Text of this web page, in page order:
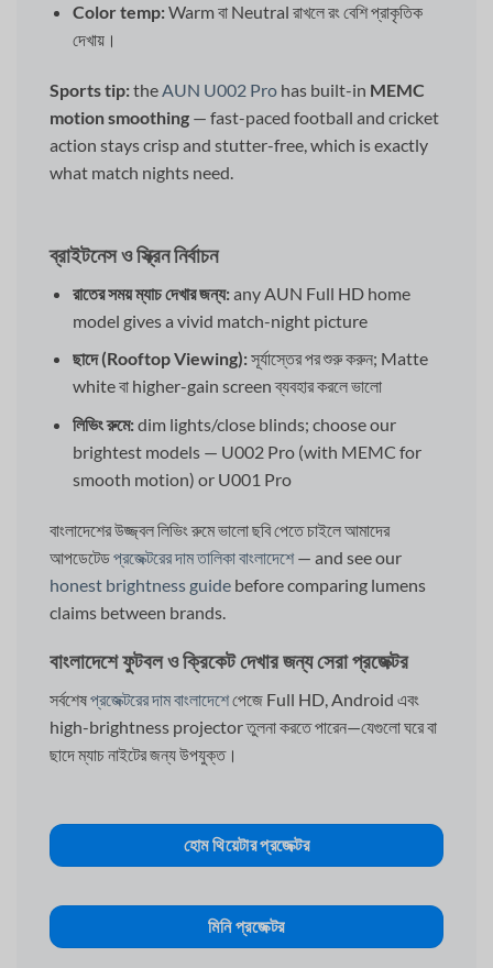
Color temp:Warm বা Neutral রাখলে রং বেশি প্রাকৃতিক
দেখায়।
Sports tip:theAUN U002 Pro has built-in MEMC
motion smoothing — fast-paced football and cricket
action stays crisp and stutter-free, which is exactly
what match nights need.
ব্রাইটনেস ও স্ক্রিন নির্বাচন
রাতের সময় ম্যাচ দেখার জন্য:any AUN Full HD home
model gives a vivid match-night picture
ছাদে (Rooftop Viewing):সূর্যাস্তের পর শুরু করুন; Matte
white বা higher-gain screen ব্যবহার করলে ভালো
লিভিং রুমে:dim lights/close blinds; choose our
brightest models — U002 Pro (with MEMC for
smooth motion) or U001 Pro
বাংলাদেশের উজ্জ্বল লিভিং রুমে ভালো ছবি পেতে চাইলে আমাদের
আপডেটেডপ্রজেক্টরের দাম তালিকা বাংলাদেশে— and see our
honest brightness guide before comparing lumens
claims between brands.
বাংলাদেশে ফুটবল ও ক্রিকেট দেখার জন্য সেরা প্রজেক্টর
সর্বশেষপ্রজেক্টরের দাম বাংলাদেশেপেজে Full HD, Android এবং
high-brightness projector তুলনা করতে পারেন—যেগুলো ঘরে বা
ছাদে ম্যাচ নাইটের জন্য উপযুক্ত।
হোম থিয়েটার প্রজেক্টর
মিনি প্রজেক্টর